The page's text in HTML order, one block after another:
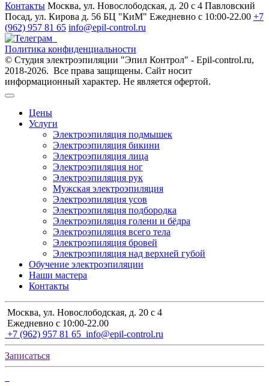
Контакты Москва, ул. Новослободская, д. 20 с 4 Павловский
Посад, ул. Кирова д. 56 БЦ "КиМ" Ежедневно с 10:00-22.00 +7
(962) 957 81 65 info@epil-control.ru
Политика конфиденциальности
© Студия электроэпиляции "Эпил Контрол" - Epil-control.ru,
2018-2026. Все права защищены. Сайт носит
информационный характер. Не является офертой.
Цены
Услуги
Электроэпиляция подмышек
Электроэпиляция бикини
Электроэпиляция лица
Электроэпиляция ног
Электроэпиляция рук
Мужская электроэпиляция
Электроэпиляция усов
Электроэпиляция подбородка
Электроэпиляция голени и бёдра
Электроэпиляция всего тела
Электроэпиляция бровей
Электроэпиляция над верхней губой
Обучение электроэпиляции
Наши мастера
Контакты
Москва, ул. Новослободская, д. 20 с 4
Ежедневно с 10:00-22.00
+7 (962) 957 81 65 info@epil-control.ru
Записаться